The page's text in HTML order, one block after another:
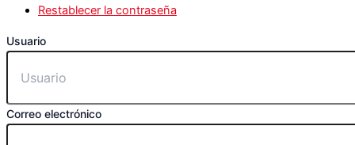
Restablecer la contraseña
Usuario
Correo electrónico